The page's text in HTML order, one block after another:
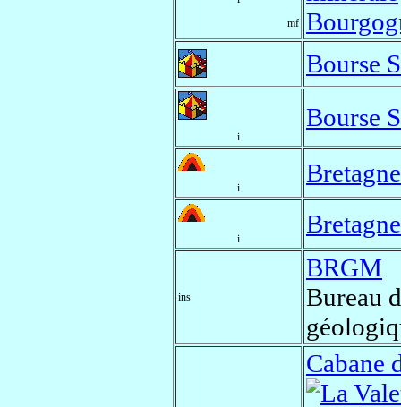
mf
Bourse
i
Bourse
i
Bretagne
i
Bretagne
ins
BRGM
Bureau
Cabane